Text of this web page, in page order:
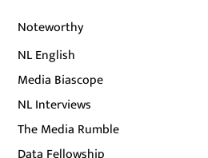
Noteworthy
NL English
Media Biascope
NL Interviews
The Media Rumble